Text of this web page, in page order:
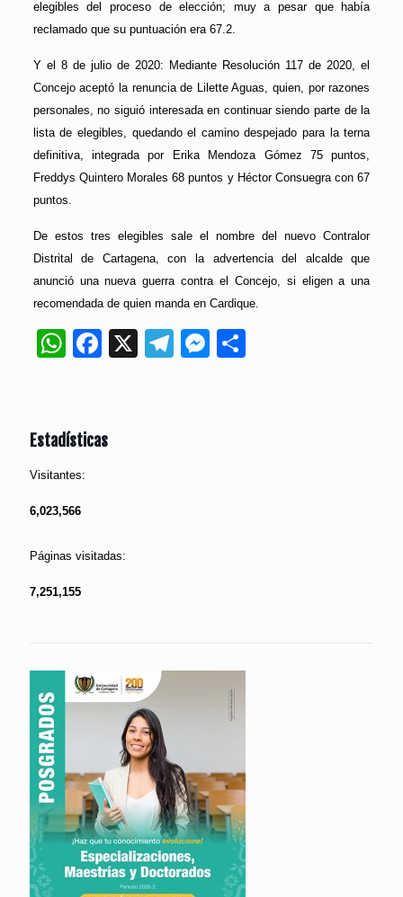
elegibles del proceso de elección; muy a pesar que había
reclamado que su puntuación era 67.2.
Y el 8 de julio de 2020: Mediante Resolución 117 de 2020, el
Concejo aceptó la renuncia de Lilette Aguas, quien, por razones
personales, no siguió interesada en continuar siendo parte de la
lista de elegibles, quedando el camino despejado para la terna
definitiva, integrada por Erika Mendoza Gómez 75 puntos,
Freddys Quintero Morales 68 puntos y Héctor Consuegra con 67
puntos.
De estos tres elegibles sale el nombre del nuevo Contralor
Distrital de Cartagena, con la advertencia del alcalde que
anunció una nueva guerra contra el Concejo, si eligen a una
recomendada de quien manda en Cardique.
WhatsApp
Facebook
X Telegram
Messenger
Estadísticas
Visitantes:
6,023,566
Páginas visitadas:
7,251,155